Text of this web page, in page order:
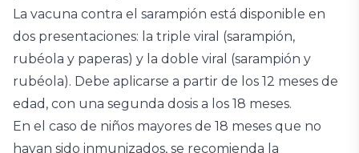
La vacuna contra el sarampión está disponible en
dos presentaciones: la triple viral (sarampión,
rubéola y paperas) y la doble viral (sarampión y
rubéola). Debe aplicarse a partir de los 12 meses de
edad, con una segunda dosis a los 18 meses.
En el caso de niños mayores de 18 meses que no
hayan sido inmunizados, se recomienda la